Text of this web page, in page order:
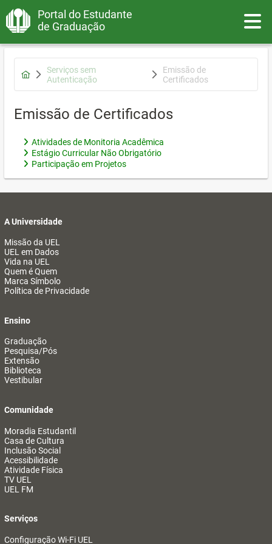
Portal do Estudante
de Graduação
Serviços sem
Autenticação
Emissão de
Certificados
Emissão de Certificados
Atividades de Monitoria Acadêmica
Estágio Curricular Não Obrigatório
Participação em Projetos
A Universidade
Missão da UEL
UEL em Dados
Vida na UEL
Quem é Quem
Marca Símbolo
Política de Privacidade
Ensino
Graduação
Pesquisa/Pós
Extensão
Biblioteca
Vestibular
Comunidade
Moradia Estudantil
Casa de Cultura
Inclusão Social
Acessibilidade
Atividade Física
TV UEL
UEL FM
Serviços
Configuração Wi-Fi UEL